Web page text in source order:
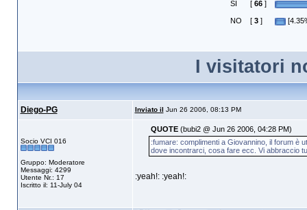
SI
[ 66]
NO [ 3]
I visitatori
Diego-PG Inviato il Jun 26 2006, 08:13 PM
Socio VCI 016
Gruppo: Moderatore
Messaggi: 4299
Utente Nr.: 17
Iscritto il: 11-July 04
QUOTE(bubi2 @ Jun 26 2006, 04:28 PM)
:fumare: complimenti a Giovannino, il forum è
dove incontrarci, cosa fare ecc. Vi abbraccio
:yeah!: :yeah!: